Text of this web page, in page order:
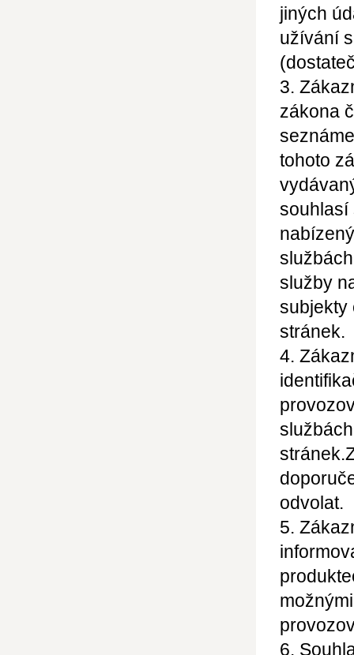
jiných
užívání
3.
zákona
tohoto
souhlasí
služby
subjekty
stránek.
4.
stránek.
odvolat.
5.
6.